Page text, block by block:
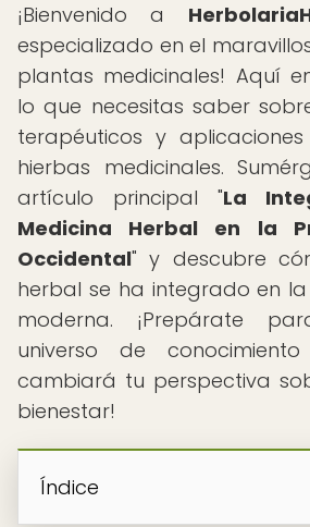
¡Bienvenido a
especializado en el
plantas medicinales! Aquí
lo que necesitas saber
terapéuticos y
hierbas medicinales.
artículo principal "La
Medicina Herbal en la
Occidental" y descubre
herbal se ha integrado en
moderna. ¡Prepárate
universo de
cambiará tu perspectiva
bienestar!
Índice